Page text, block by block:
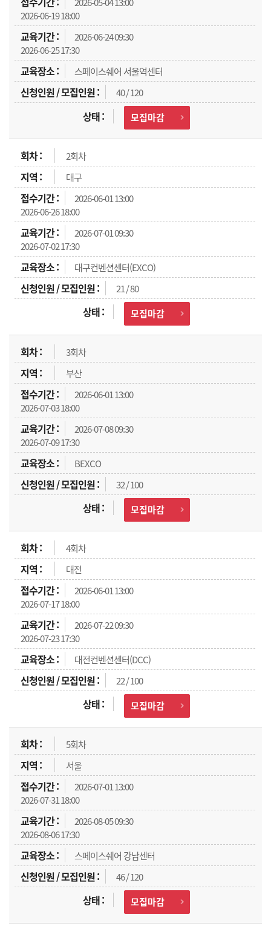
2026-06-19 18:00
2026-06-24 09:30
2026-06-25 17:30
스페이스쉐어 서울역센터
40 / 120
모집마감
2회차
대구
2026-06-01 13:00
2026-06-26 18:00
2026-07-01 09:30
2026-07-02 17:30
대구컨벤션센터(EXCO)
21 / 80
모집마감
3회차
부산
2026-06-01 13:00
2026-07-03 18:00
2026-07-08 09:30
2026-07-09 17:30
BEXCO
32 / 100
모집마감
4회차
대전
2026-06-01 13:00
2026-07-17 18:00
2026-07-22 09:30
2026-07-23 17:30
대전컨벤션센터(DCC)
22 / 100
모집마감
5회차
서울
2026-07-01 13:00
2026-07-31 18:00
2026-08-05 09:30
2026-08-06 17:30
스페이스쉐어 강남센터
46 / 120
모집마감